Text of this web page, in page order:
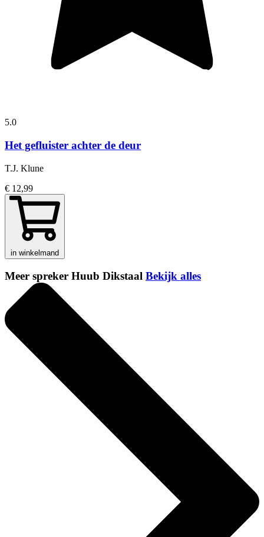
5.0
Het gefluister achter de deur
T.J. Klune
€ 12,99
in winkelmand
Meer spreker Huub Dikstaal Bekijk alles